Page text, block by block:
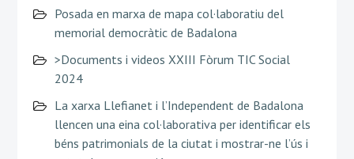
Posada en marxa de mapa col·laboratiu del
memorial democràtic de Badalona
>Documents i videos XXIII Fòrum TIC Social
2024
La xarxa Llefianet i l’Independent de Badalona
llencen una eina col·laborativa per identificar els
béns patrimonials de la ciutat i mostrar-ne l’ús i